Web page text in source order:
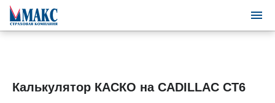
Калькулятор КАСКО на CADILLAC CT6